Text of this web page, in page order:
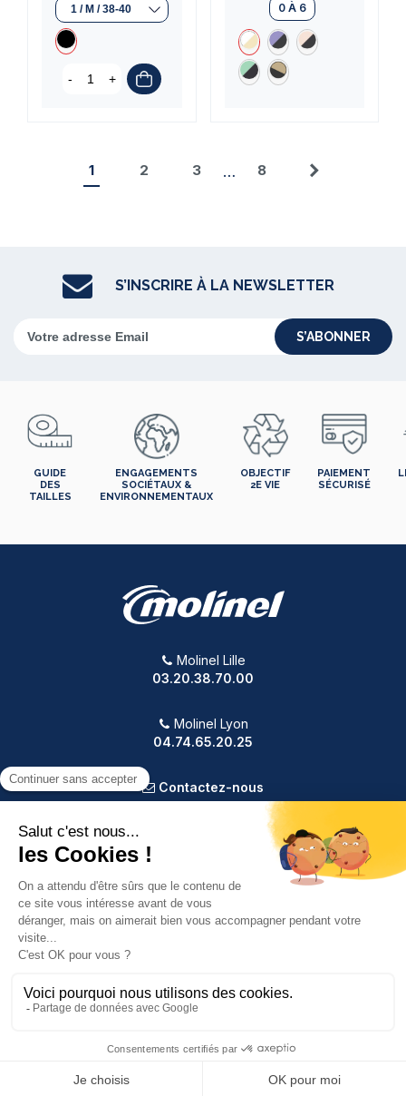
- +
0 À 6
1 2 3 … 8 Suivant
S’INSCRIRE À LA NEWSLETTER
S’ABONNER
GUIDE
DES
TAILLES
ENGAGEMENTS
SOCIÉTAUX &
ENVIRONNEMENTAUX
OBJECTIF
2E VIE
PAIEMENT
SÉCURISÉ
Molinel Lille
03.20.38.70.00
Molinel Lyon
04.74.65.20.25
Contactez-nous
PRODUITS
NOTRE SOCIÉTÉ
VOTRE COMPTE
INFORMATIONS
Copyright © 2025 Molinel. Tout droit réservé.